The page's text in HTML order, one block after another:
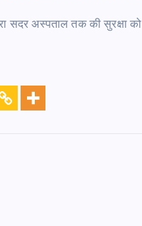
अस्पताल तक की सुरक्षा